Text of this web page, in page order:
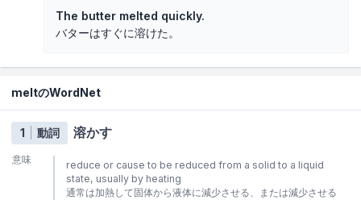
The butter melted quickly.
バターはすぐに溶けた。
meltのWordNet
1 動詞 溶かす
意味
reduce or cause to be reduced from a solid to a liquid
state, usually by heating
通常は加熱して固体から液体に減少させる、または減少させる